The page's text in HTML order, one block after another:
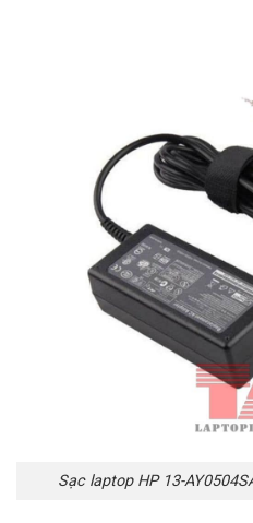
Sạc laptop HP 13-